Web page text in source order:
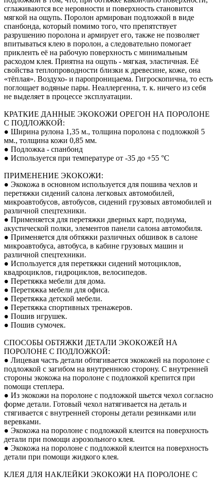
сглаживаются все неровности и поверхность становится
мягкой на ощупь. Поролон армирован подложкой в виде
спанбонда, который помимо того, что препятствует
разрушению поролона и армирует его, также не позволяет
впитываться клею в поролон, а следовательно помогает
приклеить её на рабочую поверхность с минимальным
расходом клея. Приятна на ощупь - мягкая, эластичная. Её
свойства теплопроводности близки к древесине, коже, она
«тёплая». Воздухо- и паропроницаема. Гигроскопична, то есть
поглощает водяные пары. Неаллергенна, т. к. ничего из себя
не выделяет в процессе эксплуатации.
КРАТКИЕ ДАННЫЕ ЭКОКОЖИ ОРЕГОН НА ПОРОЛОНЕ
С ПОДЛОЖКОЙ:
● Ширина рулона 1,35 м., толщина поролона с подложкой 5
мм., толщина кожи 0,85 мм.
● Подложка - спанбонд
● Используется при температуре от -35 до +55 °С
ПРИМЕНЕНИЕ ЭКОКОЖИ:
● Экокожа в основном используется для пошива чехлов и
перетяжки сидений салона легковых автомобилей,
микроавтобусов, автобусов, сидений грузовых автомобилей и
различной спецтехники.
● Применяется для перетяжки дверных карт, подиума,
акустической полки, элементов панели салона автомобиля.
● Применяется для обтяжки различных обшивок в салоне
микроавтобуса, автобуса, в кабине грузовых машин и
различной спецтехники.
● Используется для перетяжки сидений мотоциклов,
квадроциклов, гидроциклов, велосипедов.
● Перетяжка мебели для дома.
● Перетяжка мебели для офиса.
● Перетяжка детской мебели.
● Перетяжка спортивных тренажеров.
● Пошив игрушек.
● Пошив сумочек.
СПОСОБЫ ОБТЯЖКИ ДЕТАЛИ ЭКОКОЖЕЙ НА
ПОРОЛОНЕ С ПОДЛОЖКОЙ:
● Лицевая часть детали обтягивается экокожей на поролоне с
подложкой с загибом на внутреннюю сторону. С внутренней
стороны экокожа на поролоне с подложкой крепится при
помощи степлера.
● Из экокожи на поролоне с подложкой шьется чехол согласно
форме детали. Готовый чехол натягивается на деталь и
стягивается с внутренней стороны детали резинками или
веревками.
● Экокожа на поролоне с подложкой клеится на поверхность
детали при помощи аэрозольного клея.
● Экокожа на поролоне с подложкой клеится на поверхность
детали при помощи жидкого клея.
КЛЕЯ ДЛЯ НАКЛЕЙКИ ЭКОКОЖИ НА ПОРОЛОНЕ С